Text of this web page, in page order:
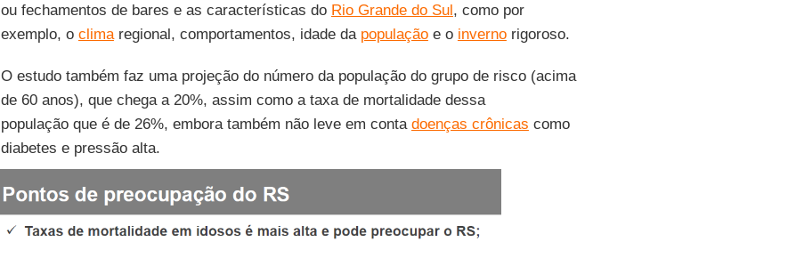
ou fechamentos de bares e as características do Rio Grande do Sul, como por
exemplo, o climaregional, comportamentos, idade da populaçãoe o invernorigoroso.
O estudo também faz uma projeção do número da população do grupo de risco (acima
de 60 anos), que chega a 20%, assim como a taxa de mortalidade dessa
população que é de 26%, embora também não leve em conta doenças crônicas como
diabetes e pressão alta.